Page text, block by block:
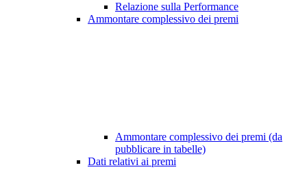
Relazione sulla Performance
Ammontare complessivo dei premi
Ammontare complessivo dei premi (da
pubblicare in tabelle)
Dati relativi ai premi